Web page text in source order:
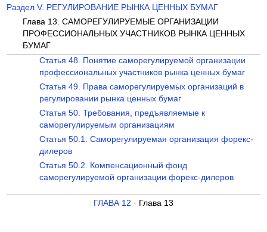
Раздел V. РЕГУЛИРОВАНИЕ РЫНКА ЦЕННЫХ БУМАГ
Глава 13. САМОРЕГУЛИРУЕМЫЕ ОРГАНИЗАЦИИ
ПРОФЕССИОНАЛЬНЫХ УЧАСТНИКОВ РЫНКА ЦЕННЫХ
БУМАГ
Статья 48. Понятие саморегулируемой организации
профессиональных участников рынка ценных бумаг
Статья 49. Права саморегулируемых организаций в
регулировании рынка ценных бумаг
Статья 50. Требования, предъявляемые к
саморегулируемым организациям
Статья 50.1. Саморегулируемая организация форекс-
дилеров
Статья 50.2. Компенсационный фонд
саморегулируемой организации форекс-дилеров
ГЛАВА 12 · Глава 13